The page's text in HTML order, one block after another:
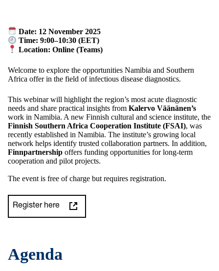
Date: 12 November 2025
Time: 9:00–10:30 (EET)
Location: Online (Teams)
Welcome to explore the opportunities Namibia and Southern
Africa offer in the field of infectious disease diagnostics.
This webinar will highlight the region’s most acute diagnostic
needs and share practical insights from Kalervo Väänänen’s
work in Namibia. A new Finnish cultural and science institute, the
Finnish Southern Africa Cooperation Institute (FSAI), was
recently established in Namibia. The institute’s growing local
network helps identify trusted collaboration partners. In addition,
Finnpartnership offers funding opportunities for long-term
cooperation and pilot projects.
The event is free of charge but requires registration.
Register here
Agenda